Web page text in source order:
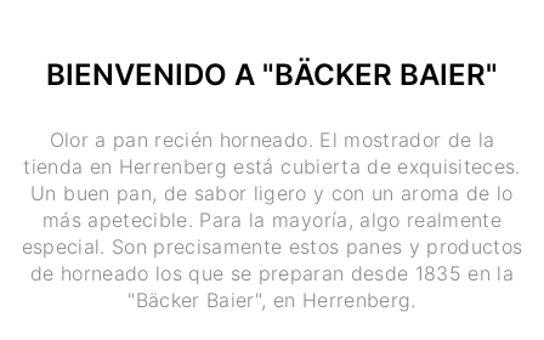
BIENVENIDO A "BÄCKER BAIER"
Olor a pan recién horneado. El mostrador de la
tienda en Herrenberg está cubierta de exquisiteces.
Un buen pan, de sabor ligero y con un aroma de lo
más apetecible. Para la mayoría, algo realmente
especial. Son precisamente estos panes y productos
de horneado los que se preparan desde 1835 en la
"Bäcker Baier", en Herrenberg.